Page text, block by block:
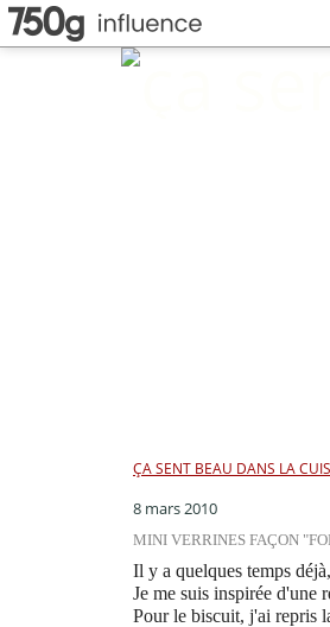
ÇA SENT BEAU DANS LA
8 mars 2010
MINI VERRINES FAÇON
Il y a quelques temps
Je me suis inspirée d'une
Pour le biscuit, j'ai repris